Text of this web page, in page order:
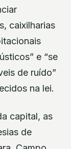
caixilharias
e “se
de ruído”
na lei.
capital, as
de